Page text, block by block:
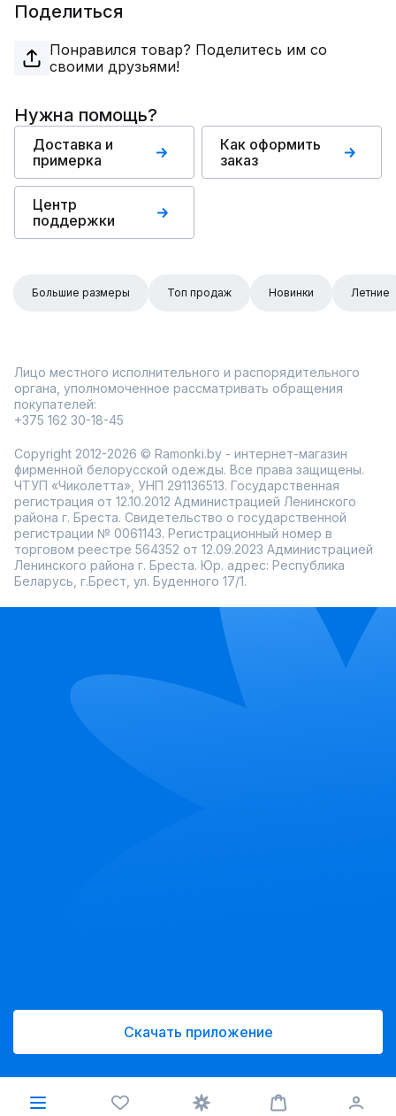
Поделиться
Понравился товар? Поделитесь им со
своими друзьями!
Нужна помощь?
Доставка и
примерка
Как оформить
заказ
Центр
поддержки
Большие размеры Топ продаж Новинки Летние
Лицо местного исполнительного и распорядительного
органа, уполномоченное рассматривать обращения
покупателей:
+375 162 30-18-45
Copyright 2012-2026 © Ramonki.by - интернет-магазин
фирменной белорусской одежды. Все права защищены.
ЧТУП «Чиколетта», УНП 291136513. Государственная
регистрация от 12.10.2012 Администрацией Ленинского
района г. Бреста. Свидетельство о государственной
регистрации № 0061143. Регистрационный номер в
торговом реестре 564352 от 12.09.2023 Администрацией
Ленинского района г. Бреста. Юр. адрес: Республика
Беларусь, г.Брест, ул. Буденного 17/1.
Скачать приложение